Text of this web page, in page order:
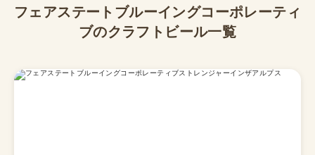
フェアステートブルーイングコーポレーティ
ブのクラフトビール一覧